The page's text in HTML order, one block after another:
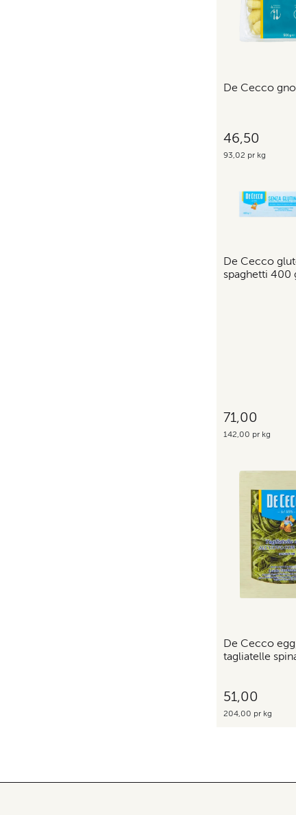
De Cecco
46,50
93,02 pr kg
De Cecco
spaghetti 400
71,00
142,00 pr kg
De Cecco
tagliatelle
51,00
204,00 pr kg